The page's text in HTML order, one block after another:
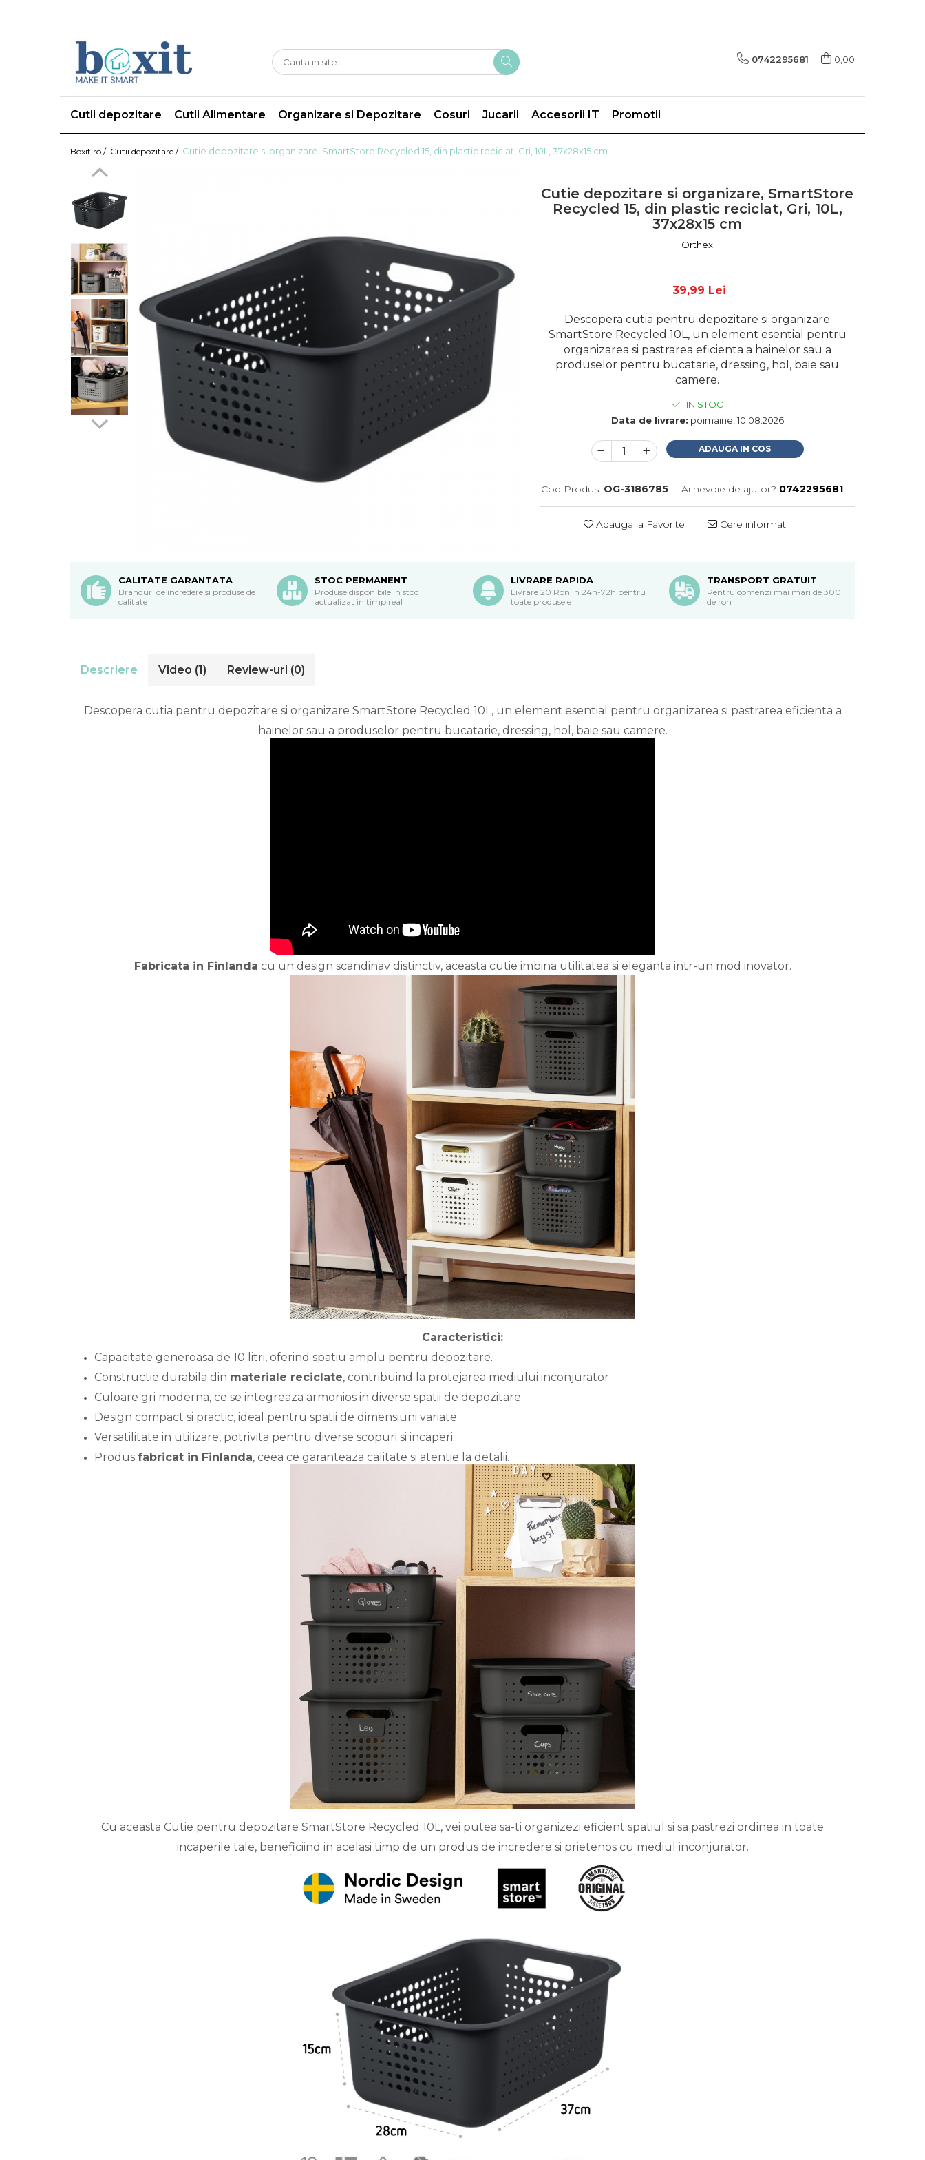
0742295681 0,00
Cutii depozitare Cutii Alimentare Organizare si Depozitare Cosuri Jucarii Accesorii IT Promotii
Boxit.ro / Cutii depozitare / Cutie depozitare si organizare, SmartStore Recycled 15, din plastic reciclat, Gri, 10L, 37x28x15 cm
Cutie depozitare si organizare, SmartStore
Recycled 15, din plastic reciclat, Gri, 10L,
37x28x15 cm
Orthex
39,99 Lei
Descopera cutia pentru depozitare si organizare
SmartStore Recycled 10L, un element esential pentru
organizarea si pastrarea eficienta a hainelor sau a
produselor pentru bucatarie, dressing, hol, baie sau
camere.
IN STOC
Data de livrare: poimaine, 10.08.2026
ADAUGA IN COS
Cod Produs: OG-3186785 Ai nevoie de ajutor? 0742295681
Adauga la Favorite Cere informatii
CALITATE GARANTATA
Branduri de incredere si produse de
calitate
STOC PERMANENT
Produse disponibile in stoc
actualizat in timp real
LIVRARE RAPIDA
Livrare 20 Ron in 24h-72h pentru
toate produsele
TRANSPORT GRATUIT
Pentru comenzi mai mari de 300
de ron
Descriere Video (1) Review-uri (0)
Descopera cutia pentru depozitare si organizare SmartStore Recycled 10L, un element esential pentru organizarea si pastrarea eficienta a
hainelor sau a produselor pentru bucatarie, dressing, hol, baie sau camere.
Fabricata in Finlanda cu un design scandinav distinctiv, aceasta cutie imbina utilitatea si eleganta intr-un mod inovator.
Caracteristici:
Capacitate generoasa de 10 litri, oferind spatiu amplu pentru depozitare.
Constructie durabila din materiale reciclate, contribuind la protejarea mediului inconjurator.
Culoare gri moderna, ce se integreaza armonios in diverse spatii de depozitare.
Design compact si practic, ideal pentru spatii de dimensiuni variate.
Versatilitate in utilizare, potrivita pentru diverse scopuri si incaperi.
Produs fabricat in Finlanda, ceea ce garanteaza calitate si atentie la detalii.
Cu aceasta Cutie pentru depozitare SmartStore Recycled 10L, vei putea sa-ti organizezi eficient spatiul si sa pastrezi ordinea in toate
incaperile tale, beneficiind in acelasi timp de un produs de incredere si prietenos cu mediul inconjurator.